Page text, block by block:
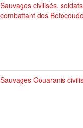
Sauvages civilisés,
combattant des
Sauvages Gouaranis